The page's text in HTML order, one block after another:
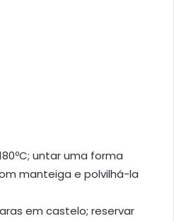
untar uma forma
manteiga e polvilhá-la
em castelo; reservar